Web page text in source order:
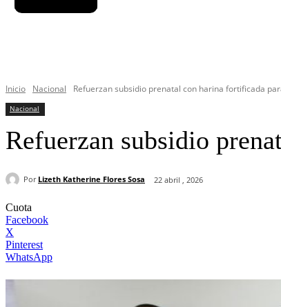
Inicio Nacional Refuerzan subsidio prenatal con harina fortificada
Nacional
Refuerzan subsidio
Por Lizeth Katherine Flores Sosa 22 abril , 2026
Cuota
Facebook
X
Pinterest
WhatsApp